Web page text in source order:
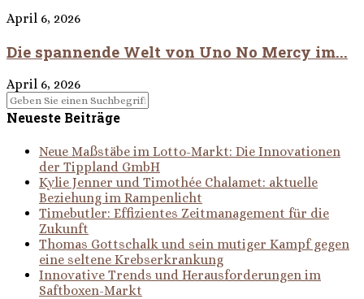
April 6, 2026
Die spannende Welt von Uno No Mercy im...
April 6, 2026
Neueste Beiträge
Neue Maßstäbe im Lotto-Markt: Die Innovationen
der Tippland GmbH
Kylie Jenner und Timothée Chalamet: aktuelle
Beziehung im Rampenlicht
Timebutler: Effizientes Zeitmanagement für die
Zukunft
Thomas Gottschalk und sein mutiger Kampf gegen
eine seltene Krebserkrankung
Innovative Trends und Herausforderungen im
Saftboxen-Markt